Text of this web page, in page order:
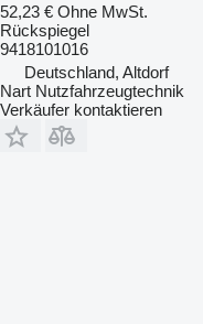
52,23 € Ohne MwSt.
Rückspiegel
9418101016
Deutschland, Altdorf
Nart Nutzfahrzeugtechnik
Verkäufer kontaktieren